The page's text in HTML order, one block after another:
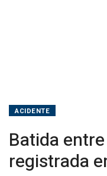
ACIDENTE
Batida
registrada